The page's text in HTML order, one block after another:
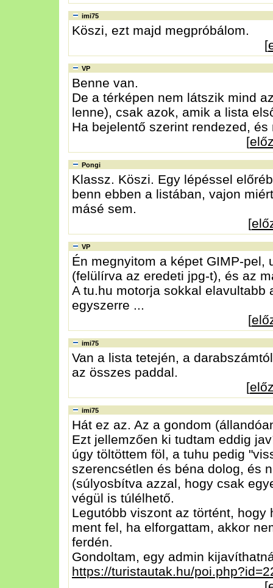
imi75
Köszi, ezt majd megpróbálom.
[
VP
Benne van.
De a térképen nem látszik mind
lenne), csak azok, amik a lista
Ha bejelentő szerint rendezed,
[
Pongi
Klassz. Köszi. Egy lépéssel
benn ebben a listában, vajon
másé sem.
[
VP
Én megnyitom a képet GIMP-
(felülírva az eredeti jpg-t), és az
A tu.hu motorja sokkal
egyszerre ...
[
imi75
Van a lista tetején, a
az összes paddal.
[
imi75
Hát ez az. Az a gondom
Ezt jellemzően ki tudtam eddig
úgy töltöttem föl, a tuhu pedig
szerencsétlen és béna dolog, és
(súlyosbítva azzal, hogy csak
végül is túlélhető.
Legutóbb viszont az történt,
ment fel, ha elforgattam, akkor
ferdén.
Gondoltam, egy admin
https://turistautak.hu/